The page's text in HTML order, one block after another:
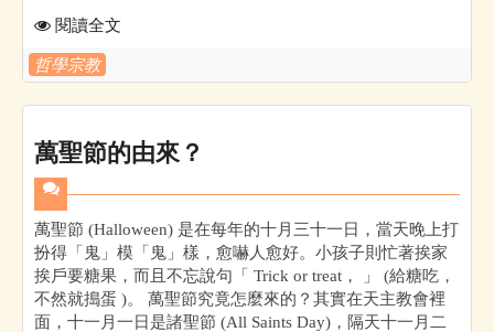
閱讀全文
哲學宗教
萬聖節的由來？
萬聖節 (Halloween) 是在每年的十月三十一日，當天晚上打
扮得「鬼」模「鬼」樣，愈嚇人愈好。小孩子則忙著挨家
挨戶要糖果，而且不忘說句「 Trick or treat， 」 (給糖吃，
不然就搗蛋 )。 萬聖節究竟怎麼來的？其實在天主教會裡
面，十一月一日是諸聖節 (All Saints Day)，隔天十一月二